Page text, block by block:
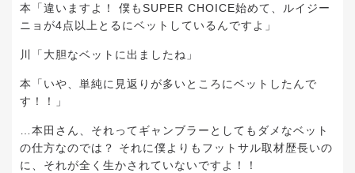
本「違いますよ！ 僕もSUPER CHOICE始めて、ルイジー
ニョが4点以上とるにベットしているんですよ」
川「大胆なベットに出ましたね」
本「いや、単純に見返りが多いところにベットしたんで
す！！」
…本田さん、それってギャンブラーとしてもダメなベット
の仕方なのでは？ それに僕よりもフットサル取材歴長いの
に、それが全く生かされていないですよ！！